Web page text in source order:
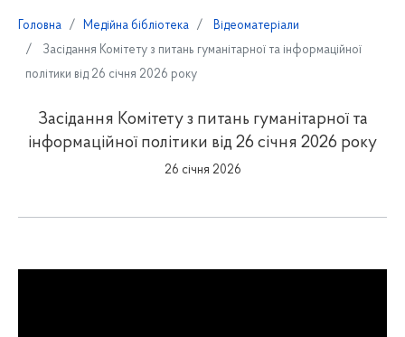
Головна Медійна бібліотека
Відеоматеріали
Засідання Комітету з питань гуманітарної та інформаційної
політики від 26 січня 2026 року
Засідання Комітету з питань гуманітарної та
інформаційної політики від 26 січня 2026 року
26 січня 2026